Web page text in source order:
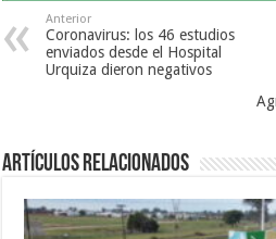
Anterior
Coronavirus: los 46 estudios
enviados desde el Hospital
Urquiza dieron negativos
Artículos Relacionados